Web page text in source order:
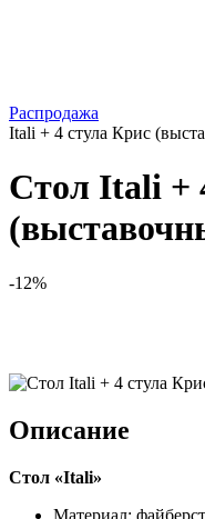
Распродажа
Itali + 4 стула Крис
Стол Itali +
-12%
Описание
Стол «Itali»
Материал: